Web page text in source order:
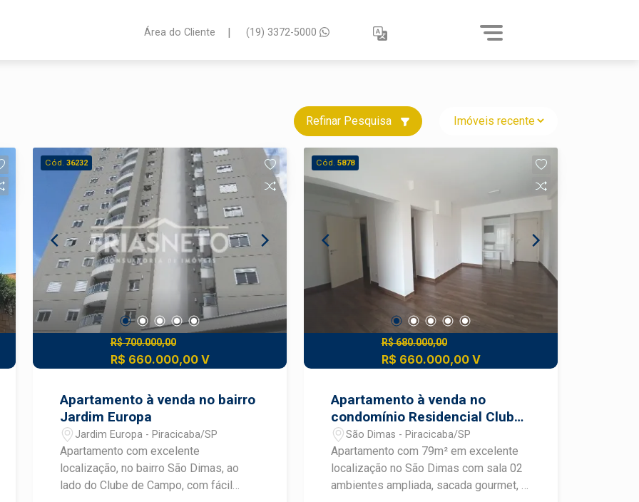
Área do Cliente | (19) 3372-5000
Refinar Pesquisa
Cód. 36232
R$ 700.000,00
R$ 660.000,00 V
Apartamento à venda no bairro
Jardim Europa
Jardim Europa - Piracicaba/SP
Apartamento com excelente
localização, no bairro São Dimas, ao
lado do Clube de Campo, com fácil
Cód. 5878
R$ 680.000,00
R$ 660.000,00 V
Apartamento à venda no
condomínio Residencial Clube
de Campo
São Dimas - Piracicaba/SP
Apartamento com 79m² em excelente
localização no São Dimas com sala 02
ambientes ampliada, sacada gourmet, 2